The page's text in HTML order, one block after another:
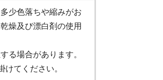
少色落ちや縮みがお
燥及び漂白剤の使用
る場合があります。
てください。